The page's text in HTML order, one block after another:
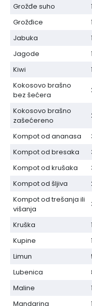
Grožđe suho
Grožđice
Jabuka
Jagode
Kiwi
Kokosovo brašno
bez šećera
Kokosovo brašno
zašećereno
Kompot od ananasa
Kompot od bresaka
Kompot od krušaka
Kompot od šljiva
Kompot od trešanja ili
višanja
Kruška
Kupine
Limun
Lubenica
Maline
Mandarina